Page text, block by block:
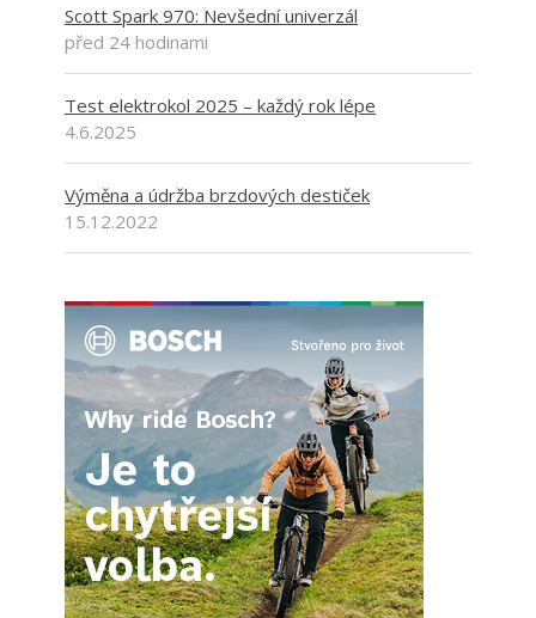
Scott Spark 970: Nevšední univerzál
před 24 hodinami
Test elektrokol 2025 – každý rok lépe
4.6.2025
Výměna a údržba brzdových destiček
15.12.2022